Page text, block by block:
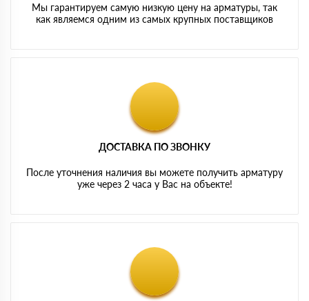
Мы гарантируем самую низкую цену на арматуры, так
как являемся одним из самых крупных поставщиков
ДОСТАВКА ПО ЗВОНКУ
После уточнения наличия вы можете получить арматуру
уже через 2 часа у Вас на объекте!